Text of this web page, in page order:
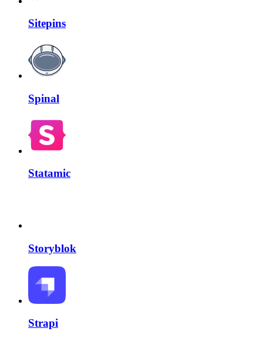
Sitepins
Spinal
Statamic
Storyblok
Strapi